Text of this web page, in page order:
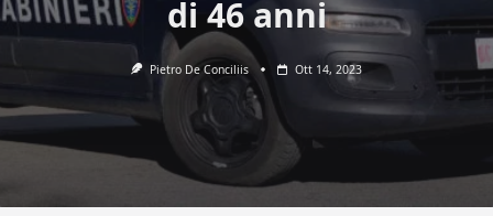
di 46 anni
Pietro De Conciliis Ott 14, 2023